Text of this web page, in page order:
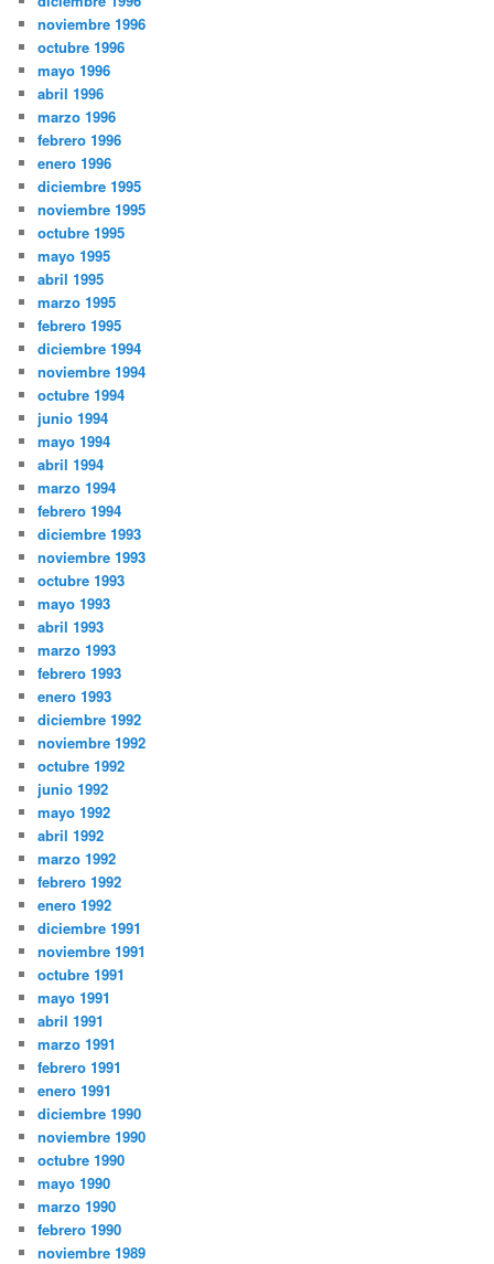
noviembre 1996
octubre 1996
mayo 1996
abril 1996
marzo 1996
febrero 1996
enero 1996
diciembre 1995
noviembre 1995
octubre 1995
mayo 1995
abril 1995
marzo 1995
febrero 1995
diciembre 1994
noviembre 1994
octubre 1994
junio 1994
mayo 1994
abril 1994
marzo 1994
febrero 1994
diciembre 1993
noviembre 1993
octubre 1993
mayo 1993
abril 1993
marzo 1993
febrero 1993
enero 1993
diciembre 1992
noviembre 1992
octubre 1992
junio 1992
mayo 1992
abril 1992
marzo 1992
febrero 1992
enero 1992
diciembre 1991
noviembre 1991
octubre 1991
mayo 1991
abril 1991
marzo 1991
febrero 1991
enero 1991
diciembre 1990
noviembre 1990
octubre 1990
mayo 1990
marzo 1990
febrero 1990
noviembre 1989